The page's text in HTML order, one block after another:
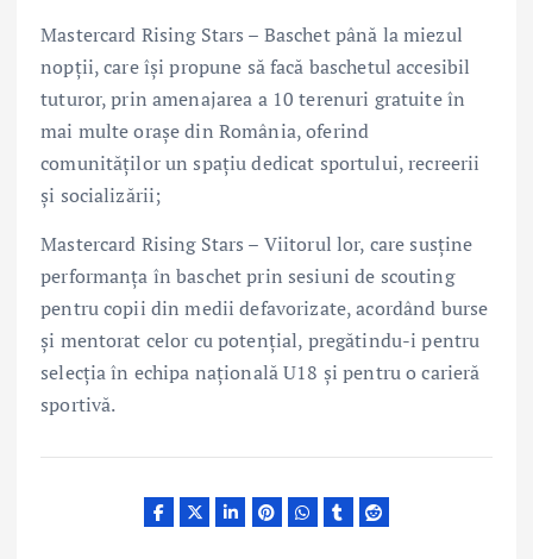
Mastercard Rising Stars – Baschet până la miezul
nopții, care își propune să facă baschetul accesibil
tuturor, prin amenajarea a 10 terenuri gratuite în
mai multe orașe din România, oferind
comunităților un spațiu dedicat sportului, recreerii
și socializării;
Mastercard Rising Stars – Viitorul lor, care susține
performanța în baschet prin sesiuni de scouting
pentru copii din medii defavorizate, acordând burse
și mentorat celor cu potențial, pregătindu-i pentru
selecția în echipa națională U18 și pentru o carieră
sportivă.